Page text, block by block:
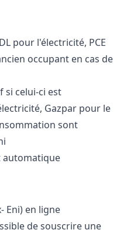
pour l'électricité, PCE
occupant en cas de
si celui-ci est
Gazpar pour le
sont
automatique
Eni) en ligne
desouscrire une